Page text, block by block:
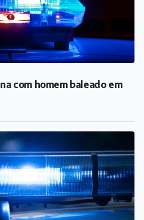
com homem baleado em